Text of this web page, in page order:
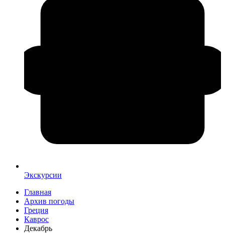
Экскурсии
Главная
Архив погоды
Греция
Каврос
Декабрь